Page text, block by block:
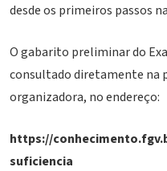
desde os primeiros passos
O gabarito preliminar do
consultado diretamente na
organizadora, no endereço:
https://
suficiencia